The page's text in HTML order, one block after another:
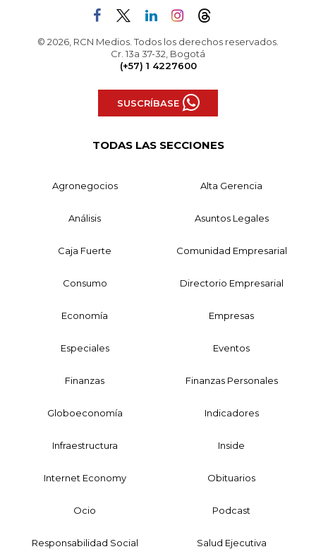
© 2026, RCN Medios. Todos los derechos reservados.
Cr. 13a 37-32, Bogotá
(+57) 1 4227600
SUSCRÍBASE
TODAS LAS SECCIONES
Agronegocios Alta Gerencia
Análisis Asuntos Legales
Caja Fuerte Comunidad Empresarial
Consumo Directorio Empresarial
Economía Empresas
Especiales Eventos
Finanzas Finanzas Personales
Globoeconomía Indicadores
Infraestructura Inside
Internet Economy Obituarios
Ocio Podcast
Responsabilidad Social Salud Ejecutiva